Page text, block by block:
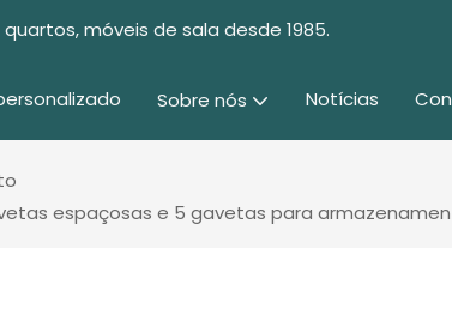
móveis de sala desde 1985.
Sobre nós Notícias
espaçosas e 5 gavetas para